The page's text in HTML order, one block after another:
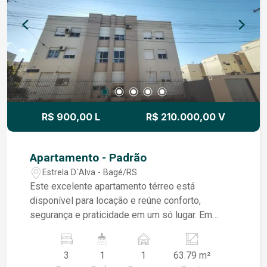
Um dos grandes diferenciais é a presença de um
açude e 2 cacimbas, garantindo recursos hídricos
que agregam praticidade e valorizam ainda mais
a propriedade.
R$ 900,00 L R$ 210.000,00 V
Apartamento - Padrão
Estrela D`Alva - Bagé/RS
Este excelente apartamento térreo está
disponível para locação e reúne conforto,
segurança e praticidade em um só lugar. Em
ambientes amplos e bem distribuídos,
proporcionando uma excelente qualidade de vida
3 1 1 63.79 m²